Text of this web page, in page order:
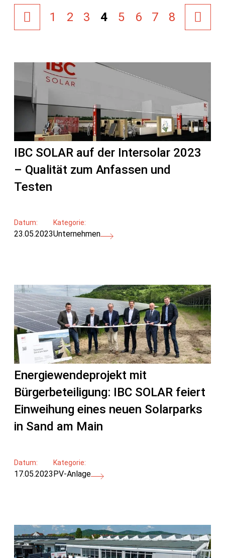
1 2 3 4 5 6 7 8
IBC SOLAR auf der Intersolar 2023
– Qualität zum Anfassen und
Testen
Datum:
23.05.2023
Kategorie:
Unternehmen
Energiewendeprojekt mit
Bürgerbeteiligung: IBC SOLAR feiert
Einweihung eines neuen Solarparks
in Sand am Main
Datum:
17.05.2023
Kategorie:
PV-Anlage